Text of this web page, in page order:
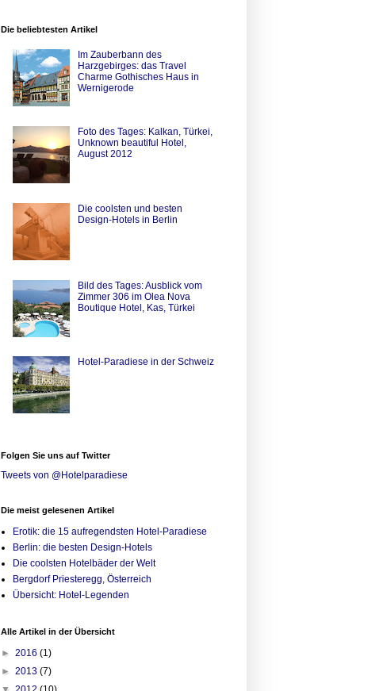
Die beliebtesten Artikel
Im Zauberbann des
Harzgebirges: das Travel
Charme Gothisches Haus in
Wernigerode
Foto des Tages: Kalkan, Türkei,
Unknown beautiful Hotel,
August 2012
Die coolsten und besten
Design-Hotels in Berlin
Bild des Tages: Ausblick vom
Zimmer 306 im Olea Nova
Boutique Hotel, Kas, Türkei
Hotel-Paradiese in der Schweiz
Folgen Sie uns auf Twitter
Tweets von @Hotelparadiese
Die meist gelesenen Artikel
Erotik: die 15 aufregendsten Hotel-Paradiese
Berlin: die besten Design-Hotels
Die coolsten Hotelbäder der Welt
Bergdorf Priesteregg, Österreich
Übersicht: Hotel-Legenden
Alle Artikel in der Übersicht
► 2016 (1)
► 2013 (7)